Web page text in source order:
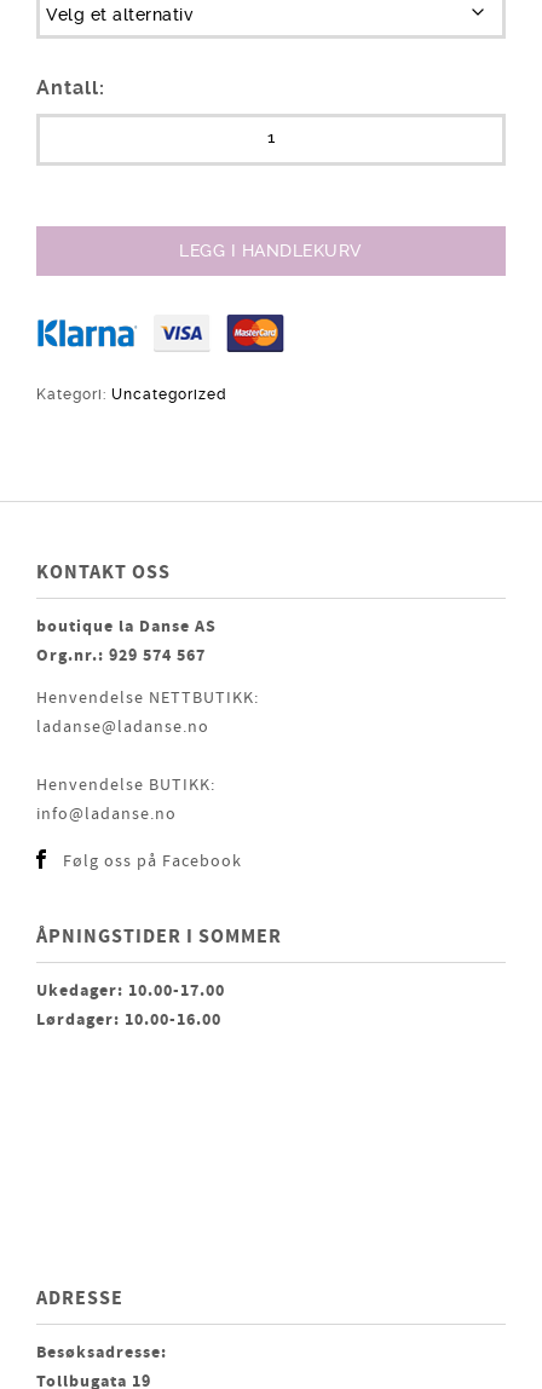
Antall:
LEGG I HANDLEKURV
Kategori: Uncategorized
KONTAKT OSS
boutique la Danse AS
Org.nr.: 929 574 567
Henvendelse NETTBUTIKK:
ladanse@ladanse.no
Henvendelse BUTIKK:
info@ladanse.no
Følg oss på Facebook
ÅPNINGSTIDER I SOMMER
Ukedager: 10.00-17.00
Lørdager: 10.00-16.00
ADRESSE
Besøksadresse:
Tollbugata 19